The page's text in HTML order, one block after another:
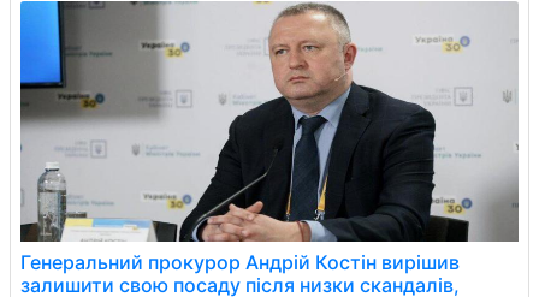
Генеральний прокурор Андрій Костін вирішив
залишити свою посаду після низки скандалів,